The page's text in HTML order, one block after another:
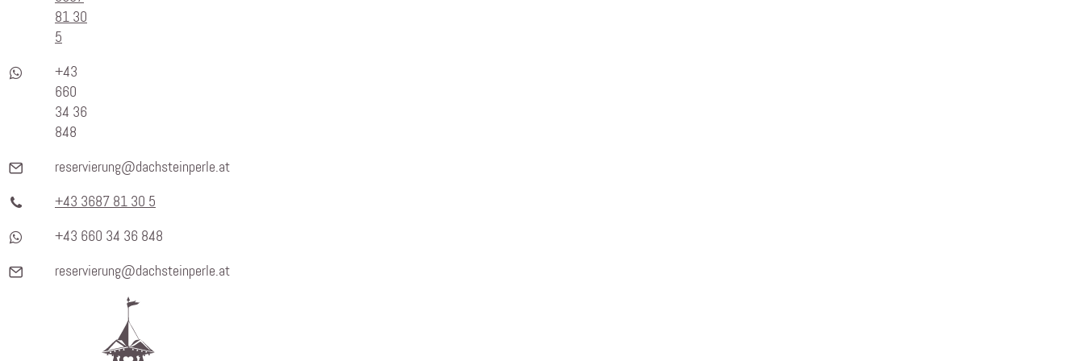
81 30
5
+43
660
34 36
848
reservierung@dachsteinperle.at
+43 3687 81 30 5
+43 660 34 36 848
reservierung@dachsteinperle.at